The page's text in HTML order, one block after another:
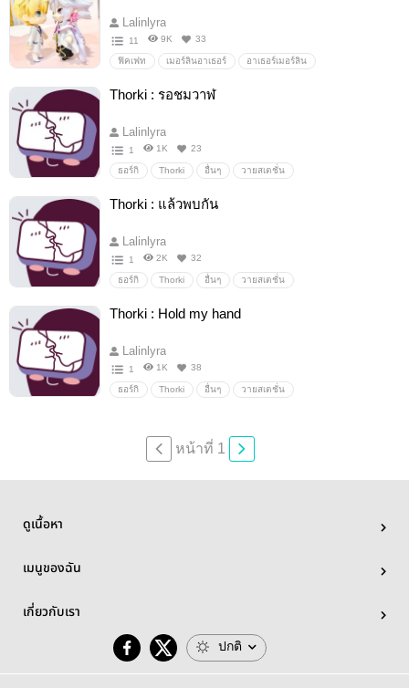
Lalinlyra
11 9K 33
ฟิคเฟท เมอร์ลินอาเธอร์ อาเธอร์เมอร์ลิน
Thorki : รอชมวาฬ
Lalinlyra
1 1K 23
ธอร์กิ Thorki อื่นๆ วายสเตชั่น
Thorki : แล้วพบกัน
Lalinlyra
1 2K 32
ธอร์กิ Thorki อื่นๆ วายสเตชั่น
Thorki : Hold my hand
Lalinlyra
1 1K 38
ธอร์กิ Thorki อื่นๆ วายสเตชั่น
หน้าที่ 1
ดูเนื้อหา
เมนูของฉัน
เกี่ยวกับเรา
ปกติ